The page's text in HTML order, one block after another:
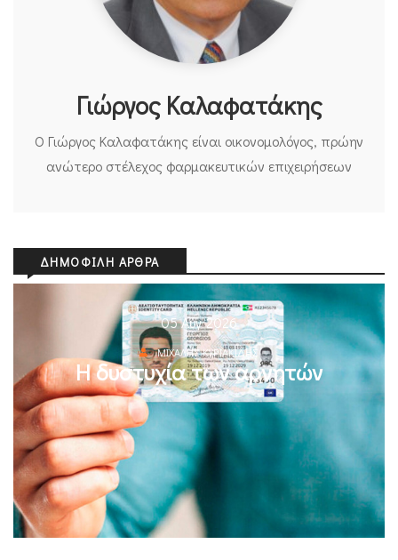
Γιώργος Καλαφατάκης
Ο Γιώργος Καλαφατάκης είναι οικονομολόγος, πρώην
ανώτερο στέλεχος φαρμακευτικών επιχειρήσεων
ΔΗΜΟΦΙΛΉ ΆΡΘΡΑ
05 Αυγ 2026
ΜΙΧΆΛΗΣ ΚΥΡΙΑΚΊΔΗΣ
Η δυστυχία των αρνητών